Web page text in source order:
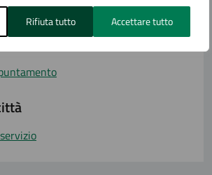
Rifiuta tutto Accettare tutto